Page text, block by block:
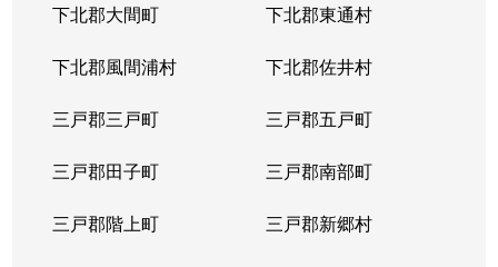
下北郡大間町 下北郡東通村
下北郡風間浦村 下北郡佐井村
三戸郡三戸町 三戸郡五戸町
三戸郡田子町 三戸郡南部町
三戸郡階上町 三戸郡新郷村